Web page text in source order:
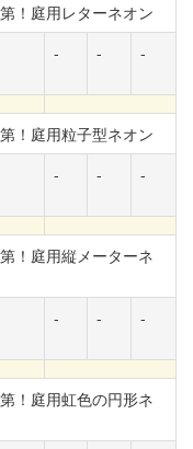
！庭用レターネオン
- - -
！庭用粒子型ネオン
- - -
！庭用縦メーターネ
- - -
！庭用虹色の円形ネ